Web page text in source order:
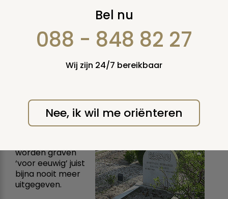
Moslims en
grafrechten
probleem?
traditie is de
eeuwige grafrust
een belangrijke
worden graven
‘voor eeuwig’ juist
bijna nooit meer
uitgegeven.
Bel nu
088 - 848 82 27
Wij zijn 24/7 bereikbaar
Nee, ik wil me oriënteren